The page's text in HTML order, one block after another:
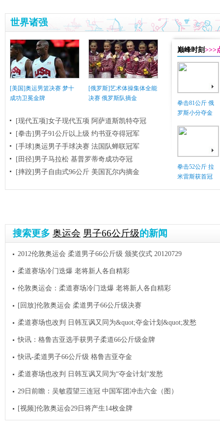
世界诸强
[美国]奥运男篮决赛 梦十
成功卫冕金牌
[俄罗斯]艺术体操集体全能
决赛 俄罗斯队摘金
[现代五项]女子现代五项 阿萨道斯凯特夺冠
[拳击]男子91公斤以上级 约书亚夺得冠军
[手球]奥运男子手球决赛 法国队蝉联冠军
[田径]男子马拉松 基普罗蒂奇成功夺冠
[摔跤]男子自由式96公斤 美国瓦尔内摘金
巅峰时刻>>>
拳击81公斤 俄
罗斯小分夺金
拳击52公斤 拉
米雷斯获首冠
搜索更多 奥运会 男子66公斤级的新闻
2012伦敦奥运会 柔道男子66公斤级 颁奖仪式 20120729
柔道赛场冷门迭爆 老将新人各自精彩
伦敦奥运会：柔道赛场冷门迭爆 老将新人各自精彩
[回放]伦敦奥运会 柔道男子66公斤级决赛
柔道赛场也改判 日韩互讽又同为&quot;夺金计划&quot;发愁
快讯：格鲁吉亚选手获男子柔道66公斤级金牌
快讯-柔道男子66公斤级 格鲁吉亚夺金
柔道赛场也改判 日韩互讽又同为“夺金计划“发愁
29日前瞻：吴敏霞望三连冠 中国军团冲击六金（图）
[视频]伦敦奥运会29日将产生14枚金牌